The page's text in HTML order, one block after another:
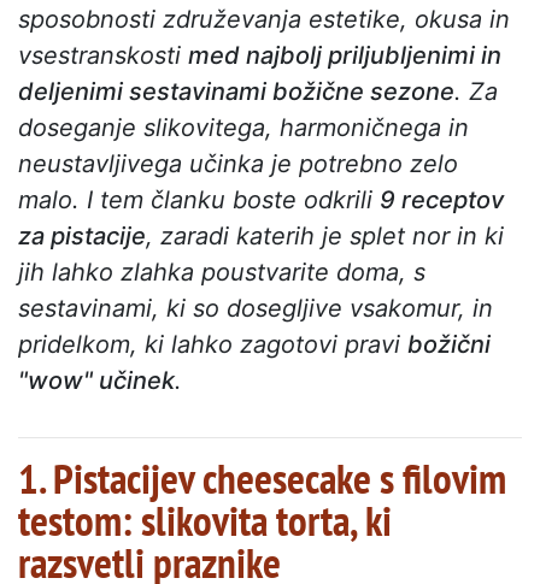
sposobnosti združevanja estetike, okusa in
vsestranskosti med najbolj priljubljenimi in
deljenimi sestavinami božične sezone. Za
doseganje slikovitega, harmoničnega in
neustavljivega učinka je potrebno zelo
malo. I tem članku boste odkrili 9 receptov
za pistacije, zaradi katerih je splet nor in ki
jih lahko zlahka poustvarite doma, s
sestavinami, ki so dosegljive vsakomur, in
pridelkom, ki lahko zagotovi pravi božični
"wow" učinek.
1. Pistacijev cheesecake s filovim
testom: slikovita torta, ki
razsvetli praznike